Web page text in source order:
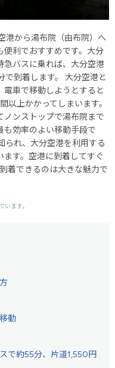
港から湯布院（由布院）へ
便利でおすすめです。大分
急バスに乗れば、大分空港
到着します。 大分空港と
車で移動しようとすると
以上かかってしまいます。
ノンストップで湯布院まで
も効率のよい移動手段で
られ、大分空港を利用する
す。空港に到着してすぐ
着できるのは大きな魅力で
ます。
動
で約55分、片道1,550円